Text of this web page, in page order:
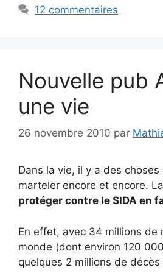
12 commentaires
Nouvelle pub
une vie
26 novembre 2010 par
Dans la vie, il y a des choses
marteler encore et encore.
protéger contre le SIDA en
En effet, avec 34 millions de
monde (dont environ 120
quelques 2 millions de